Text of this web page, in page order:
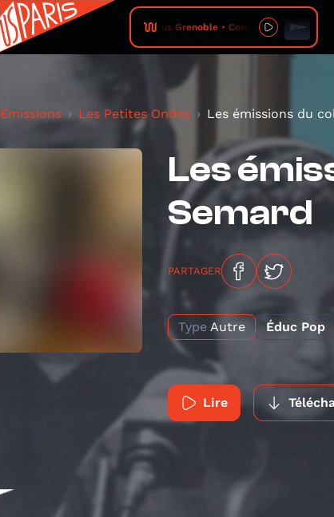
Radio Campus Grenoble • Coma comète - 2026-08-06 -
Émissions Les Petites Ondes Les émissions du
Les
Semard
PARTAGER
Type Autre Éduc Pop
Lire